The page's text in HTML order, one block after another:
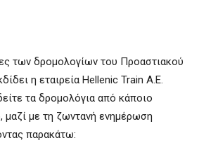
των δρομολογίων του Προαστιακού
η εταιρεία Hellenic Train Α.Ε.
τα δρομολόγια από κάποιο
μαζί με τη ζωντανή ενημέρωση
παρακάτω: